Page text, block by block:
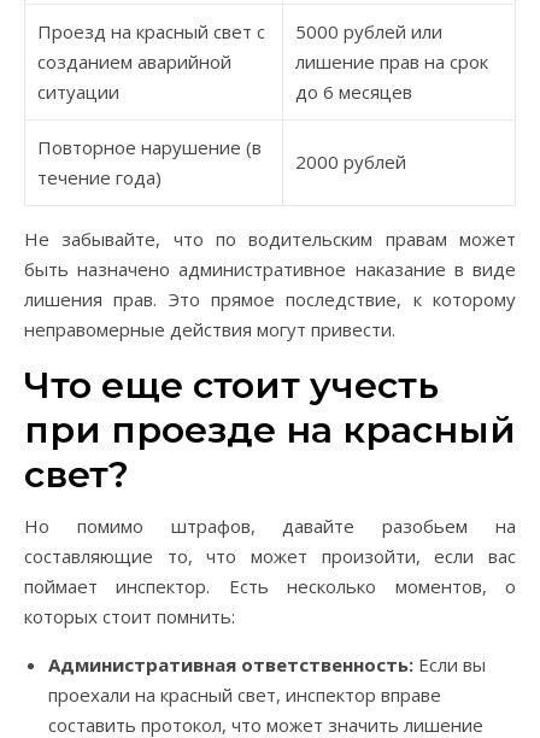
Проезд на красный свет с
созданием аварийной
ситуации
5000 рублей или
лишение прав на срок
до 6 месяцев
Повторное нарушение (в
течение года)
2000 рублей
Не забывайте, что по водительским правам может
быть назначено административное наказание в виде
лишения прав. Это прямое последствие, к которому
неправомерные действия могут привести.
Что еще стоит учесть
при проезде на красный
свет?
Но помимо штрафов, давайте разобьем на
составляющие то, что может произойти, если вас
поймает инспектор. Есть несколько моментов, о
которых стоит помнить:
Административная ответственность: Если вы
проехали на красный свет, инспектор вправе
составить протокол, что может значить лишение